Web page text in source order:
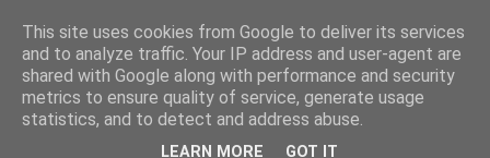
This site uses cookies from Google to deliver its services
and to analyze traffic. Your IP address and user-agent are
shared with Google along with performance and security
metrics to ensure quality of service, generate usage
statistics, and to detect and address abuse.
LEARN MORE GOT IT